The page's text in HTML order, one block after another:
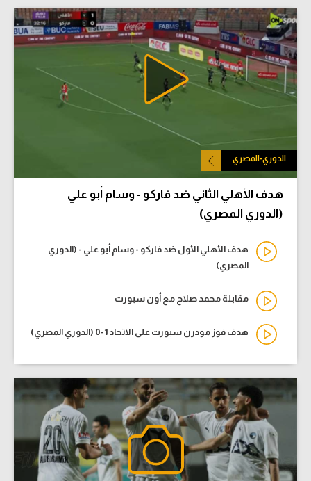
الدوري-المصري
هدف الأهلي الثاني ضد فاركو - وسام أبو علي
(الدوري المصري)
هدف الأهلي الأول ضد فاركو - وسام أبو علي - (الدوري
المصري)
مقابلة محمد صلاح مع أون سبورت
هدف فوز مودرن سبورت على الاتحاد 1-0 (الدوري المصري)